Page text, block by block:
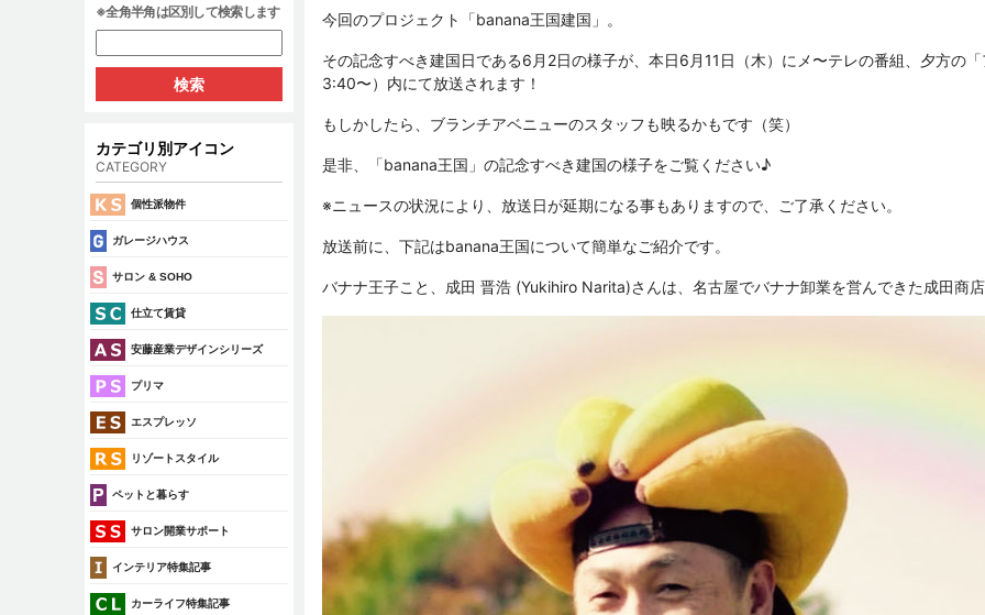
今回のプロジェクト「banana王国建国」。
その記念すべき建国日である6月2日の様子が、本日6月11日（木）にメ〜テレの番組、夕方の
3:40〜）内にて放送されます！
もしかしたら、ブランチアベニューのスタッフも映るかもです（笑）
是非、「banana王国」の記念すべき建国の様子をご覧ください♪
※ニュースの状況により、放送日が延期になる事もありますので、ご了承ください。
放送前に、下記はbanana王国について簡単なご紹介です。
バナナ王子こと、成田 晋浩 (Yukihiro Narita)さんは、名古屋でバナナ卸業を営んできた成田商
※全角半角は区別して検索します
カテゴリ別アイコン
CATEGORY
個性派物件
ガレージハウス
サロン & SOHO
仕立て賃貸
安藤産業デザインシリーズ
プリマ
エスプレッソ
リゾートスタイル
ペットと暮らす
サロン開業サポート
インテリア特集記事
カーライフ特集記事